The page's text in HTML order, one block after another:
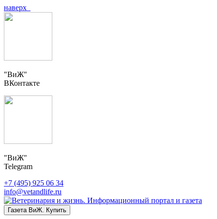
наверх
"ВиЖ"
ВКонтакте
"ВиЖ"
Telegram
+7 (495) 925 06 34
info@vetandlife.ru
Газета ВиЖ. Купить